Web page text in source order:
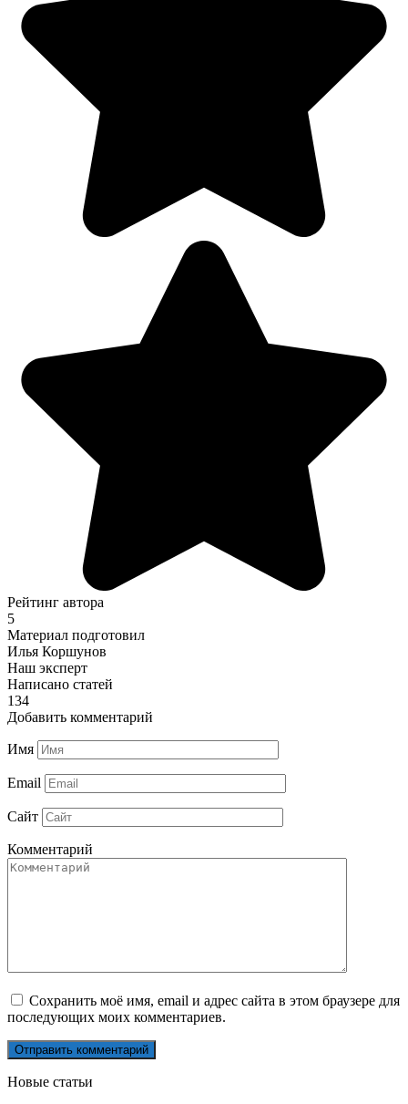
Рейтинг автора
5
Материал подготовил
Илья Коршунов
Наш эксперт
Написано статей
134
Добавить комментарий
Имя
Email
Сайт
Комментарий
Сохранить моё имя, email и адрес сайта в этом браузере для
последующих моих комментариев.
Новые статьи